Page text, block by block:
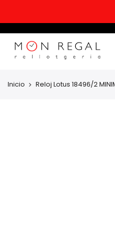
Inicio Reloj Lotus 18496/2